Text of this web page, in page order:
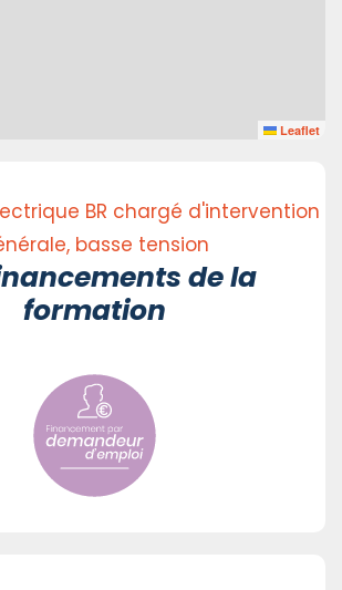
Leaflet
BR chargé d'intervention
basse tension
de la
formation